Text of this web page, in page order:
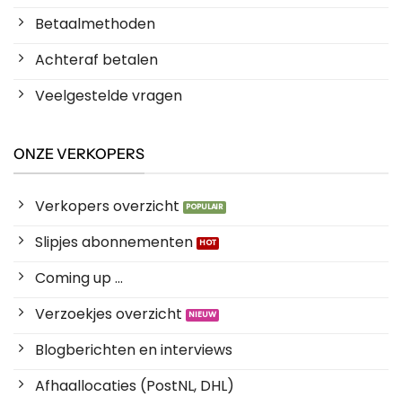
Betaalmethoden
Achteraf betalen
Veelgestelde vragen
ONZE VERKOPERS
Verkopers overzicht
Slipjes abonnementen
Coming up ...
Verzoekjes overzicht
Blogberichten en interviews
Afhaallocaties (PostNL, DHL)